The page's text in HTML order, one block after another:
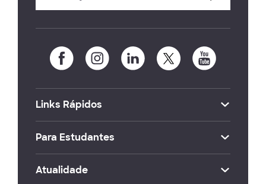
Links Rápidos
Para Estudantes
Atualidade